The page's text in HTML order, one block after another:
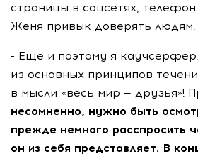
страницы в соцсетях,
Женя привык доверять людям.
- Еще и поэтому я
из основных принципов
в мысли «весь мир — друзья»! П
несомненно, нужно быть
прежде немного расспросить
он из себя представляет. В